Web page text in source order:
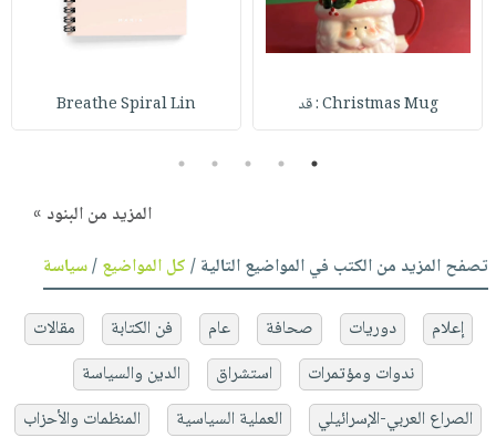
Christmas Mug : قد Breathe Spiral Lin
1
2
3
4
5
المزيد من البنود »
تصفح المزيد من الكتب في المواضيع التالية /كل المواضيع/سياسة
إعلام دوريات صحافة عام فن الكتابة
مقالات
ندوات ومؤتمرات
استشراق
الدين والسياسة
الصراع العربي-الإسرائيلي
العملية السياسية
المنظمات والأحزاب